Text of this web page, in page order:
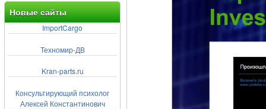
Новые сайты
ImportCargo
Техномир-ДВ
Kran-parts.ru
Консультирующий психолог
Алексей Константинович